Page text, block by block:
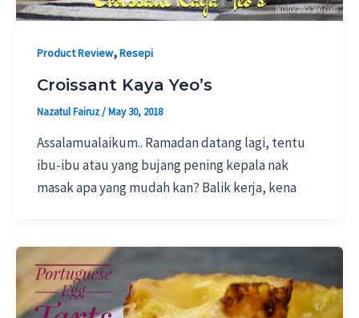
Product Review,Resepi
Croissant Kaya Yeo’s
Nazatul Fairuz/May 30, 2018
Assalamualaikum.. Ramadan datang lagi, tentu
ibu-ibu atau yang bujang pening kepala nak
masak apa yang mudah kan? Balik kerja, kena